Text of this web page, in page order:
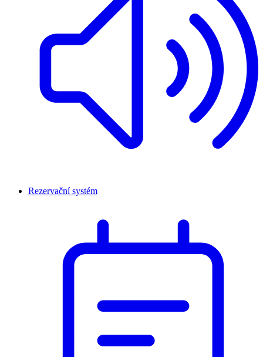
Rezervační systém